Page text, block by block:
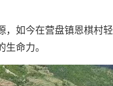
如今在营盘镇恩棋村
命力。